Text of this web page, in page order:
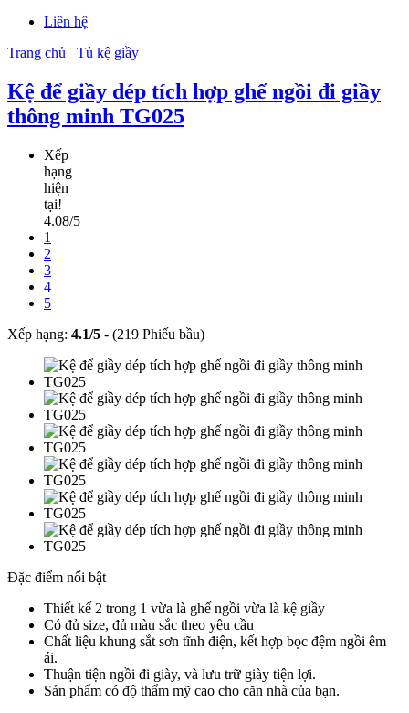
Liên hệ
Trang chủ
Tủ kệ giầy
Kệ để giầy dép tích hợp ghế ngồi đi giầy
thông minh TG025
Xếp
hạng
hiện
tại!
4.08/5
1
2
3
4
5
Xếp hạng: 4.1/5 - (219 Phiếu bầu)
Đặc điểm nổi bật
Thiết kế 2 trong 1 vừa là ghế ngồi vừa là kệ giầy
Có đủ size, đủ màu sắc theo yêu cầu
Chất liệu khung sắt sơn tĩnh điện, kết hợp bọc đệm ngồi êm
ái.
Thuận tiện ngồi đi giày, và lưu trữ giày tiện lợi.
Sản phẩm có độ thẩm mỹ cao cho căn nhà của bạn.